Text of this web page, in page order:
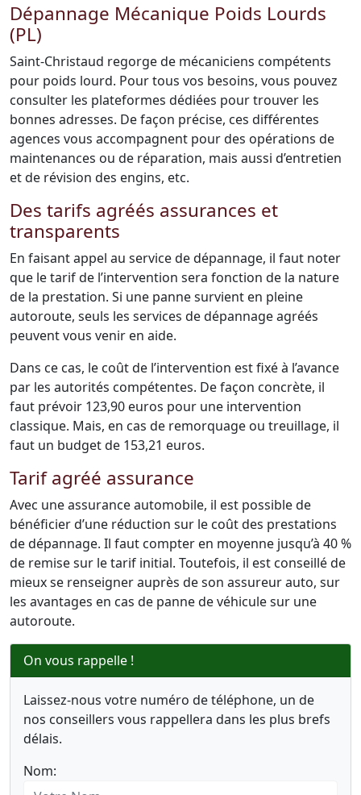
Dépannage Mécanique Poids Lourds
(PL)
Saint-Christaud regorge de mécaniciens compétents
pour poids lourd. Pour tous vos besoins, vous pouvez
consulter les plateformes dédiées pour trouver les
bonnes adresses. De façon précise, ces différentes
agences vous accompagnent pour des opérations de
maintenances ou de réparation, mais aussi d’entretien
et de révision des engins, etc.
Des tarifs agréés assurances et
transparents
En faisant appel au service de dépannage, il faut noter
que le tarif de l’intervention sera fonction de la nature
de la prestation. Si une panne survient en pleine
autoroute, seuls les services de dépannage agréés
peuvent vous venir en aide.
Dans ce cas, le coût de l’intervention est fixé à l’avance
par les autorités compétentes. De façon concrète, il
faut prévoir 123,90 euros pour une intervention
classique. Mais, en cas de remorquage ou treuillage, il
faut un budget de 153,21 euros.
Tarif agréé assurance
Avec une assurance automobile, il est possible de
bénéficier d’une réduction sur le coût des prestations
de dépannage. Il faut compter en moyenne jusqu’à 40 %
de remise sur le tarif initial. Toutefois, il est conseillé de
mieux se renseigner auprès de son assureur auto, sur
les avantages en cas de panne de véhicule sur une
autoroute.
On vous rappelle !
Laissez-nous votre numéro de téléphone, un de
nos conseillers vous rappellera dans les plus brefs
délais.
Nom: